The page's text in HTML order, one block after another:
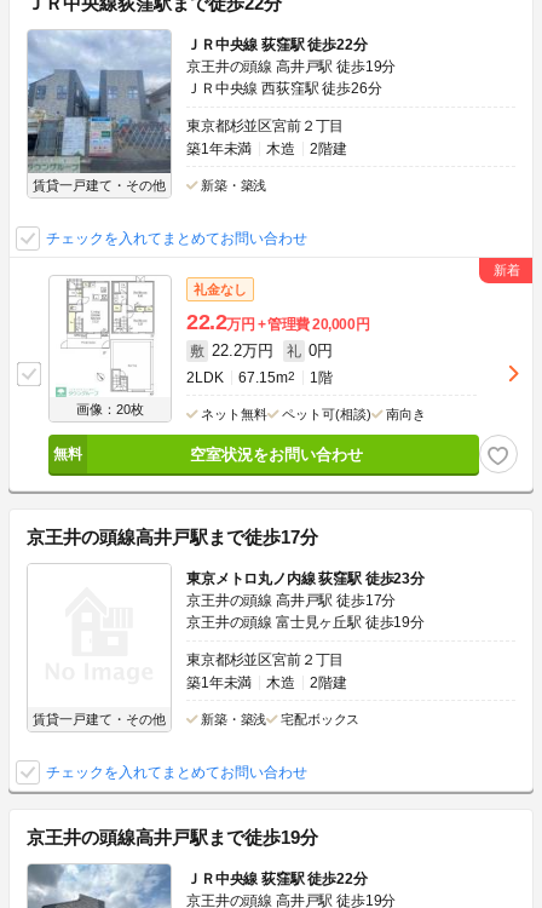
賃貸一戸建て・その他
ＪＲ中央線 荻窪駅 徒歩22分
京王井の頭線 高井戸駅 徒歩19分
ＪＲ中央線 西荻窪駅 徒歩26分
東京都杉並区宮前２丁目
築1年未満
木造 2階建
新築・築浅
チェックを入れてまとめてお問い合わせ
画像：20枚
礼金なし
22.2万円 管理費20,000円
敷 22.2万円 礼 0円
2LDK 67.15m2 1階
ネット無料 ペット可(相談) 南向き
空室状況をお問い合わせ
京王井の頭線高井戸駅まで徒歩17分
賃貸一戸建て・その他
東京メトロ丸ノ内線 荻窪駅 徒歩23分
京王井の頭線 高井戸駅 徒歩17分
京王井の頭線 富士見ヶ丘駅 徒歩19分
東京都杉並区宮前２丁目
築1年未満
木造 2階建
新築・築浅 宅配ボックス
チェックを入れてまとめてお問い合わせ
京王井の頭線高井戸駅まで徒歩19分
ＪＲ中央線 荻窪駅 徒歩22分
京王井の頭線 高井戸駅 徒歩19分